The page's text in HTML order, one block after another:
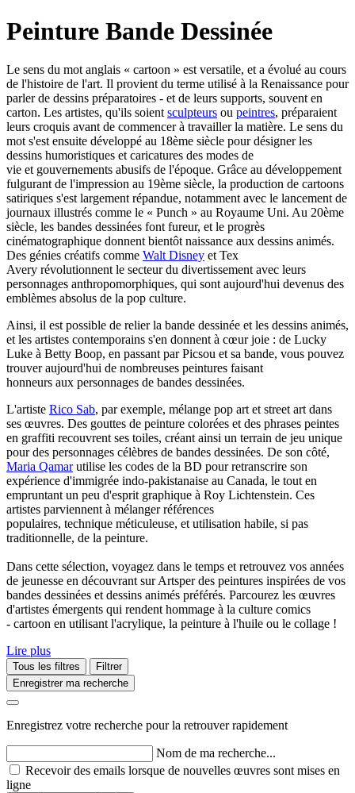
Peinture Bande Dessinée
Le sens du mot anglais « cartoon » est versatile, et a évolué au cours
de l'histoire de l'art. Il provient du terme utilisé à la Renaissance pour
parler de dessins préparatoires - et de leurs supports, souvent en
carton. Les artistes, qu'ils soientsculpteurs ou peintres, préparaient
leurs croquis avant de commencer à travailler la matière. Le sens du
mot s'est ensuite développé au 18ème siècle pour désigner les
dessins humoristiques et caricatures des modes de
vie et gouvernements abusifs de l'époque. Grâce au développement
fulgurant de l'impression au 19ème siècle, la production de cartoons
satiriques s'est largement répandue, notamment avec le lancement de
journaux illustrés comme le « Punch » au Royaume Uni. Au 20ème
siècle, les bandes dessinées font fureur, et le progrès
cinématographique donnent bientôt naissance aux dessins animés.
Des génies créatifs comme Walt Disney et Tex
Avery révolutionnent le secteur du divertissement avec leurs
personnages anthropomorphiques, qui sont aujourd'hui devenus des
emblèmes absolus de la pop culture.
Ainsi, il est possible de relier la bande dessinée et les dessins animés,
et les artistes contemporains s'en donnent à cœur joie : de Lucky
Luke à Betty Boop, en passant par Picsou et sa bande, vous pouvez
trouver aujourd'hui de nombreuses peintures faisant
honneurs aux personnages de bandes dessinées.
L'artiste Rico Sab, par exemple, mélange pop art et street art dans
ses œuvres. Des gouttes de peinture colorées et des phrases peintes
en graffiti recouvrent ses toiles, créant ainsi un terrain de jeu unique
pour des personnages célèbres de bandes dessinées. De son côté,
Maria Qamarutilise les codes de la BD pour retranscrire son
expérience d'immigrée indo-pakistanaise au Canada, le tout en
empruntant un peu d'esprit graphique à Roy Lichtenstein. Ces
artistes parviennent à mélanger références
populaires, technique méticuleuse, et utilisation habile, si pas
traditionnelle, de la peinture.
Dans cette sélection, voyagez dans le temps et retrouvez vos années
de jeunesse en découvrant sur Artsper des peintures inspirées de vos
bandes dessinées et dessins animés préférés. Parcourez les œuvres
d'artistes émergents qui rendent hommage à la culture comics
- cartoon en utilisant l'acrylique, la peinture à l'huile ou le collage !
Lire plus
Tous les filtres
Filtrer
Enregistrer ma recherche
Enregistrez votre recherche pour la retrouver rapidement
Nom de ma recherche...
Recevoir des emails lorsque de nouvelles œuvres sont mises en
ligne